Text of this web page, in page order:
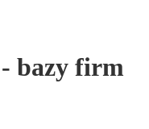
bazy firm